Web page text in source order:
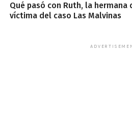
Qué pasó con Ruth, la hermana
víctima del caso Las Malvinas